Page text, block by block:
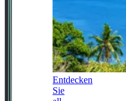
Entdecken
Sie